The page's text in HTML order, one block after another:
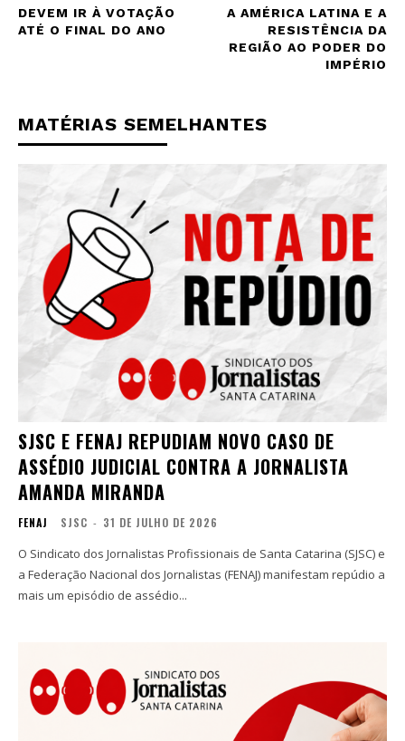
DEVEM IR À VOTAÇÃO
ATÉ O FINAL DO ANO
A AMÉRICA LATINA E A
RESISTÊNCIA DA
REGIÃO AO PODER DO
IMPÉRIO
MATÉRIAS SEMELHANTES
SJSC E FENAJ REPUDIAM NOVO CASO DE
ASSÉDIO JUDICIAL CONTRA A JORNALISTA
AMANDA MIRANDA
FENAJ SJSC - 31 DE JULHO DE 2026
O Sindicato dos Jornalistas Profissionais de Santa Catarina (SJSC) e
a Federação Nacional dos Jornalistas (FENAJ) manifestam repúdio a
mais um episódio de assédio...